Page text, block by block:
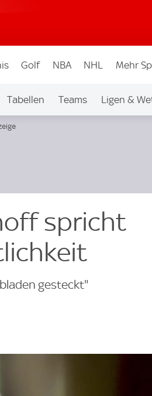
Golf NBA NHL Mehr
Tabellen Teams Ligen &
spricht
gesteckt"